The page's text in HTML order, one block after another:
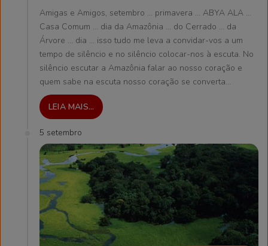
Amigas e Amigos, setembro … primavera … ABYA ALA …
Casa Comum … dia da Amazônia … do Cerrado … da
Árvore … dia … isso tudo me leva a convidar-vos a um
tempo de silêncio e no silêncio colocar-nos à escuta. No
silêncio escutar a Amazônia falar ao nosso coração e
quem sabe na escuta nosso coração se converta…
LEIA MAIS...
5 setembro